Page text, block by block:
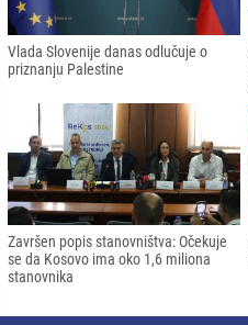
Vlada Slovenije danas odlučuje o
priznanju Palestine
Završen popis stanovništva: Očekuje
se da Kosovo ima oko 1,6 miliona
stanovnika